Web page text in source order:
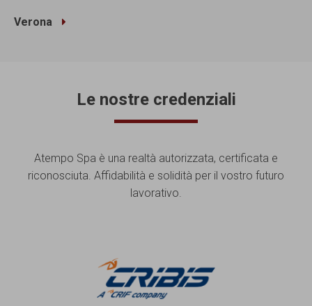
Verona
Le nostre credenziali
Atempo Spa è una realtà autorizzata, certificata e
riconosciuta. Affidabilità e solidità per il vostro futuro
lavorativo.